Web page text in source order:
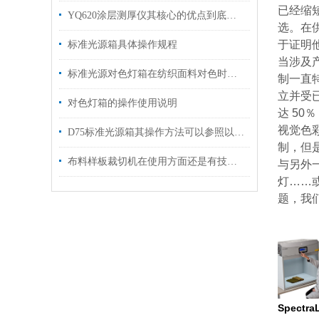
YQ620涂层测厚仪其核心的优点到底是什么呢？
标准光源箱具体操作规程
标准光源对色灯箱在纺织面料对色时的重要作用
对色灯箱的操作使用说明
D75标准光源箱其操作方法可以参照以下步骤进行
布料样板裁切机在使用方面还是有技巧的
已经缩
选。在
于证明
当涉及
制一直
立并受
达 50％
视觉色
制，但
与另外
灯……或
题，我